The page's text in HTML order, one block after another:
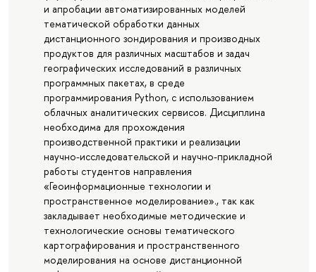
и апробации автоматизированных моделей
тематической обработки данных
дистанционного зондирования и производных
продуктов для различных масштабов и задач
географических исследований в различных
программных пакетах, в среде
программирования Python, с использованием
облачных аналитических сервисов. Дисциплина
необходима для прохождения
производственной практики и реализации
научно-исследовательской и научно-прикладной
работы студентов направления
«Геоинформационные технологии и
пространственное моделирование»., так как
закладывает необходимые методические и
технологические основы тематического
картографирования и пространственного
моделирования на основе дистанционной